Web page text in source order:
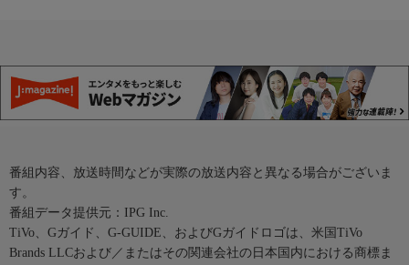
番組内容、放送時間などが実際の放送内容と異なる場合がございま
す。
番組データ提供元：IPG Inc.
TiVo、Gガイド、G-GUIDE、およびGガイドロゴは、米国TiVo
Brands LLCおよび／またはその関連会社の日本国内における商標ま